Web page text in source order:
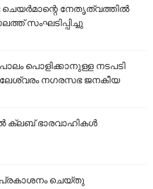
നേതൃത്വത്തിൽ
സംഘടിപ്പിച്ചു
പൊളിക്കാനുള്ള നടപടി
നഗരസഭ ജനകീയ
ക്ലബ് ഭാരവാഹികൾ
പ്രകാശനം ചെയ്തു